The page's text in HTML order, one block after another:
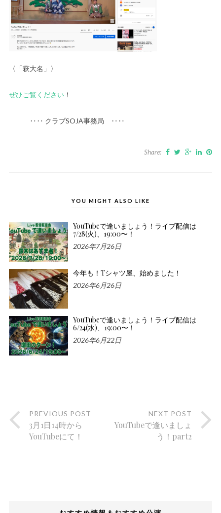
〈「萩大名」〉
ぜひご覧ください！
‥‥ クラブSOJA事務局 ‥‥
Share:
YOU MIGHT ALSO LIKE
YouTubeで逢いましょう！ライブ配信は
7/28(火)、19:00〜！
2026年7月26日
今年も！Tシャツ屋、始めました！
2026年6月26日
YouTubeで逢いましょう！ライブ配信は
6/24(水)、19:00〜！
2026年6月22日
PREVIOUS POST
3月1日14時から
YouTubeにて！
NEXT POST
YouTubeで逢いましょ
う！part2